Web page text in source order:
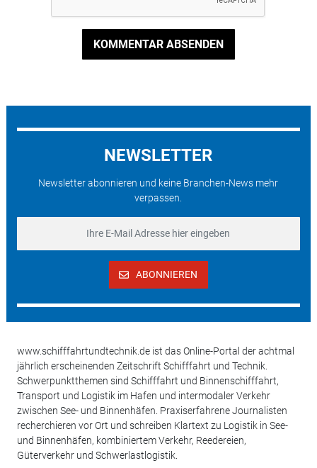
KOMMENTAR ABSENDEN
NEWSLETTER
Newsletter abonnieren und keine Branchen-News mehr
verpassen.
ABONNIEREN
www.schifffahrtundtechnik.de ist das Online-Portal der achtmal
jährlich erscheinenden Zeitschrift Schifffahrt und Technik.
Schwerpunktthemen sind Schifffahrt und Binnenschifffahrt,
Transport und Logistik im Hafen und intermodaler Verkehr
zwischen See- und Binnenhäfen. Praxiserfahrene Journalisten
recherchieren vor Ort und schreiben Klartext zu Logistik in See-
und Binnenhäfen, kombiniertem Verkehr, Reedereien,
Güterverkehr und Schwerlastlogistik.